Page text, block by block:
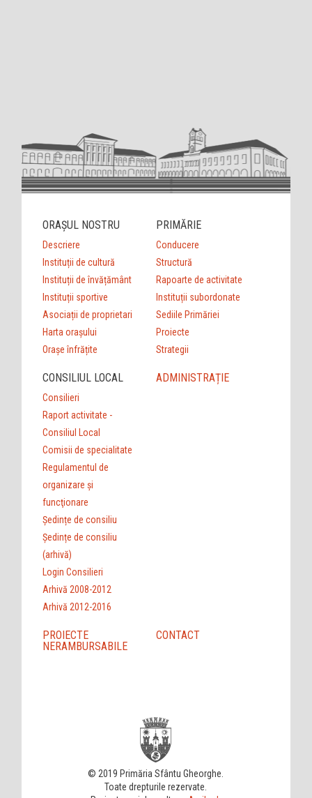
ORAȘUL NOSTRU
Descriere
Instituții de cultură
Instituții de învățământ
Instituții sportive
Asociații de proprietari
Harta orașului
Orașe înfrățite
PRIMĂRIE
Conducere
Structură
Rapoarte de activitate
Instituții subordonate
Sediile Primăriei
Proiecte
Strategii
CONSILIUL LOCAL
Consilieri
Raport activitate -
Consiliul Local
Comisii de specialitate
Regulamentul de
organizare şi
funcţionare
Ședințe de consiliu
Ședințe de consiliu
(arhivă)
Login Consilieri
Arhivă 2008-2012
Arhivă 2012-2016
ADMINISTRAȚIE
PROIECTE
NERAMBURSABILE
CONTACT
© 2019 Primăria Sfântu Gheorghe.
Toate drepturile rezervate.